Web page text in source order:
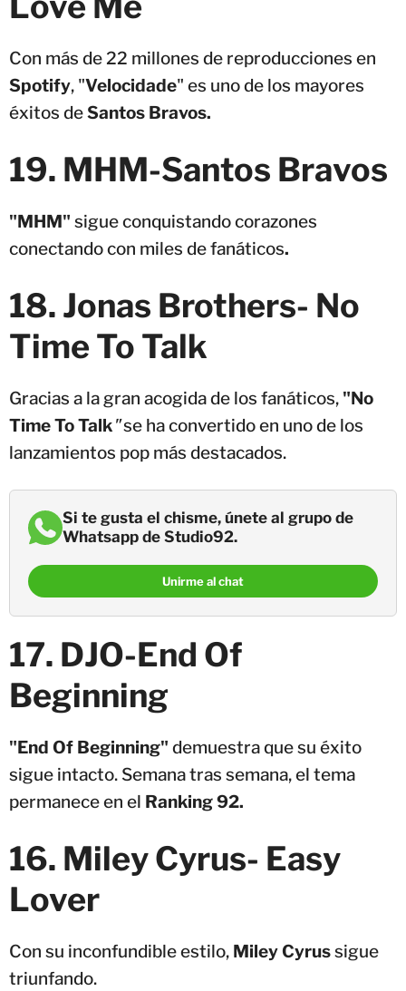
Con más de 22 millones de reproducciones en
Spotify, "Velocidade" es uno de los mayores
éxitos deSantos Bravos.
19. MHM-Santos Bravos
"MHM" sigue conquistando corazones
conectando con miles de fanáticos.
18. Jonas Brothers- No
Time To Talk
Gracias a la gran acogida de los fanáticos, "No
Time To Talk"se ha convertido en uno de los
lanzamientos pop más destacados.
Si te gusta el chisme, únete al grupo de
Whatsapp de Studio92.
Unirme al chat
17. DJO-End Of
Beginning
"End Of Beginning" demuestra que su éxito
sigue intacto. Semana tras semana, el tema
permanece en el Ranking 92.
16. Miley Cyrus- Easy
Lover
Con su inconfundible estilo, Miley Cyrussigue
triunfando.